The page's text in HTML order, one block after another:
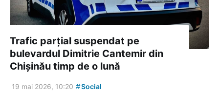
Trafic parțial suspendat pe
bulevardul Dimitrie Cantemir din
Chișinău timp de o lună
19 mai 2026, 10:20 #Social